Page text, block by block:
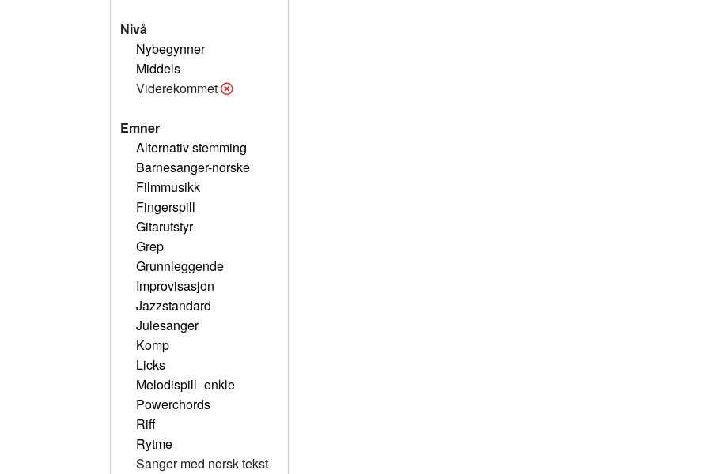
Nivå
Nybegynner
Middels
Viderekommet
Emner
Alternativ stemming
Barnesanger-norske
Filmmusikk
Fingerspill
Gitarutstyr
Grep
Grunnleggende
Improvisasjon
Jazzstandard
Julesanger
Komp
Licks
Melodispill -enkle
Powerchords
Riff
Rytme
Sanger med norsk tekst